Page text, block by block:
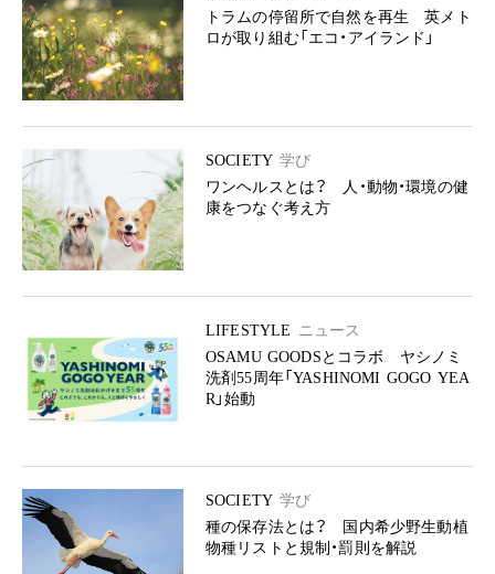
トラムの停留所で自然を再生 英メト
ロが取り組む「エコ・アイランド」
SOCIETY 学び
ワンヘルスとは？ 人・動物・環境の健
康をつなぐ考え方
LIFESTYLE ニュース
OSAMU GOODSとコラボ ヤシノミ
洗剤55周年「YASHINOMI GOGO YEA
R」始動
SOCIETY 学び
種の保存法とは？ 国内希少野生動植
物種リストと規制・罰則を解説